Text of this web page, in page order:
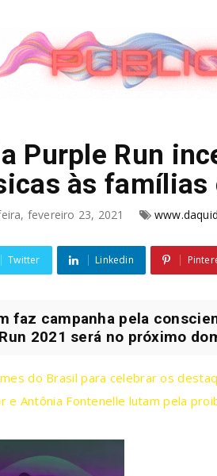
Purple Run
às famílias
fevereiro 23, 2021
Twitter Linkedin
faz campanha pela
2021 será no próximo
do Brasil para celebrar os
e Antônia Fontenelle lutam pela